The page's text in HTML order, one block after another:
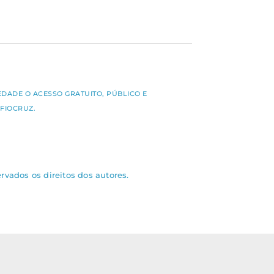
O ACESSO GRATUITO, PÚBLICO E
os direitos dos autores.